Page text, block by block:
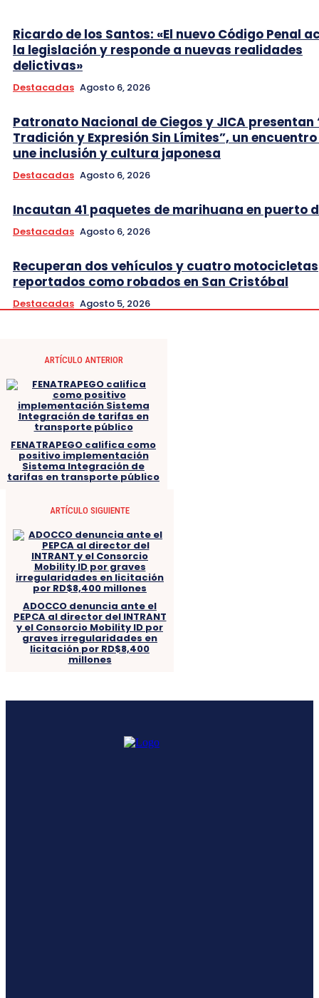
Ricardo de los Santos: «El nuevo Código Penal
la legislación y responde a nuevas realidades
delictivas»
Destacadas Agosto 6, 2026
Patronato Nacional de Ciegos y JICA presentan
Tradición y Expresión Sin Límites”, un
une inclusión y cultura japonesa
Destacadas Agosto 6, 2026
Incautan 41 paquetes de marihuana en puerto
Destacadas Agosto 6, 2026
Recuperan dos vehículos y cuatro motocicletas
reportados como robados en San Cristóbal
Destacadas Agosto 5, 2026
ARTÍCULO ANTERIOR
FENATRAPEGO califica como
positivo implementación
Sistema Integración de
tarifas en transporte público
ARTÍCULO SIGUIENTE
ADOCCO denuncia ante el
PEPCA al director del INTRANT
y el Consorcio Mobility ID por
graves irregularidades en
licitación por RD$8,400
millones